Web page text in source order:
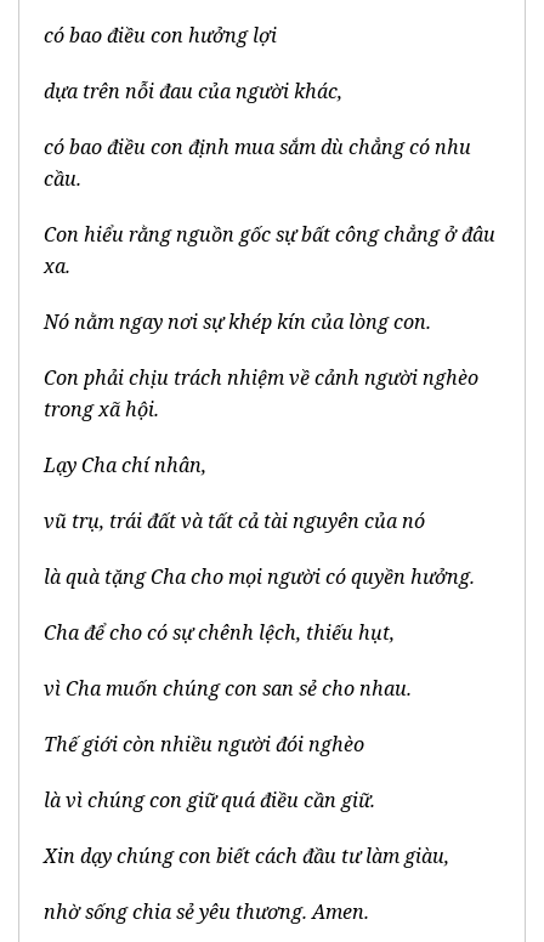
có bao điều con hưởng lợi
dựa trên nỗi đau của người khác,
có bao điều con định mua sắm dù chẳng có nhu
cầu.
Con hiểu rằng nguồn gốc sự bất công chẳng ở đâu
xa.
Nó nằm ngay nơi sự khép kín của lòng con.
Con phải chịu trách nhiệm về cảnh người nghèo
trong xã hội.
Lạy Cha chí nhân,
vũ trụ, trái đất và tất cả tài nguyên của nó
là quà tặng Cha cho mọi người có quyền hưởng.
Cha để cho có sự chênh lệch, thiếu hụt,
vì Cha muốn chúng con san sẻ cho nhau.
Thế giới còn nhiều người đói nghèo
là vì chúng con giữ quá điều cần giữ.
Xin dạy chúng con biết cách đầu tư làm giàu,
nhờ sống chia sẻ yêu thương. Amen.